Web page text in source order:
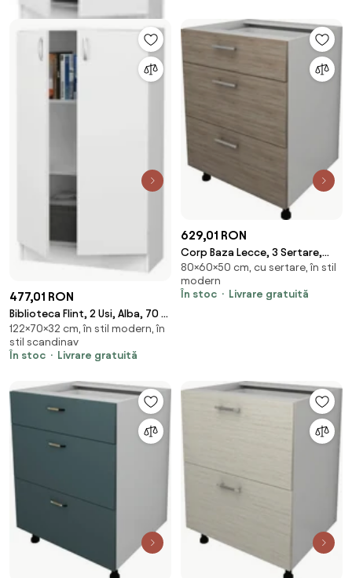
477,01 RON
Biblioteca Flint, 2 Usi, Alba, 70 x
32 x 122 cm
122×70×32 cm, în stil modern, în
stil scandinav
În stoc
Livrare gratuită
629,01 RON
Corp Baza Lecce, 3 Sertare,
Stejar Sonoma Inchis/Alb, 60 x
50 x 80 cm
80×60×50 cm, cu sertare, în stil
modern
În stoc
Livrare gratuită